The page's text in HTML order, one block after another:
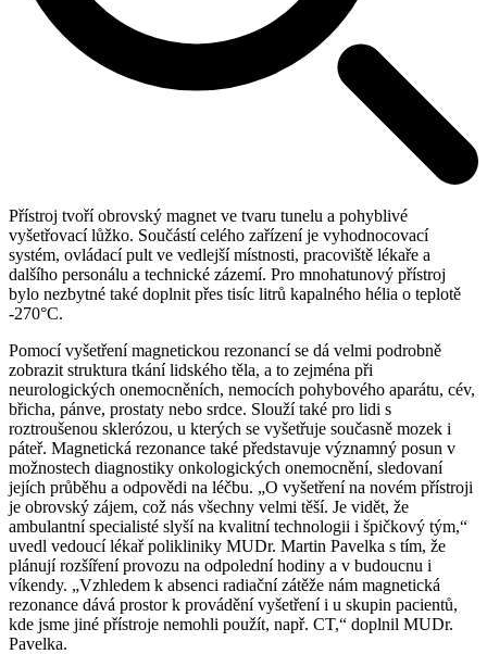
Přístroj tvoří obrovský magnet ve tvaru tunelu a pohyblivé
vyšetřovací lůžko. Součástí celého zařízení je vyhodnocovací
systém, ovládací pult ve vedlejší místnosti, pracoviště lékaře a
dalšího personálu a technické zázemí. Pro mnohatunový přístroj
bylo nezbytné také doplnit přes tisíc litrů kapalného hélia o teplotě
-270°C.
Pomocí vyšetření magnetickou rezonancí se dá velmi podrobně
zobrazit struktura tkání lidského těla, a to zejména při
neurologických onemocněních, nemocích pohybového aparátu, cév,
břicha, pánve, prostaty nebo srdce. Slouží také pro lidi s
roztroušenou sklerózou, u kterých se vyšetřuje současně mozek i
páteř. Magnetická rezonance také představuje významný posun v
možnostech diagnostiky onkologických onemocnění, sledovaní
jejích průběhu a odpovědi na léčbu. „O vyšetření na novém přístroji
je obrovský zájem, což nás všechny velmi těší. Je vidět, že
ambulantní specialisté slyší na kvalitní technologii i špičkový tým,“
uvedl vedoucí lékař polikliniky MUDr. Martin Pavelka s tím, že
plánují rozšíření provozu na odpolední hodiny a v budoucnu i
víkendy. „Vzhledem k absenci radiační zátěže nám magnetická
rezonance dává prostor k provádění vyšetření i u skupin pacientů,
kde jsme jiné přístroje nemohli použít, např. CT,“ doplnil MUDr.
Pavelka.